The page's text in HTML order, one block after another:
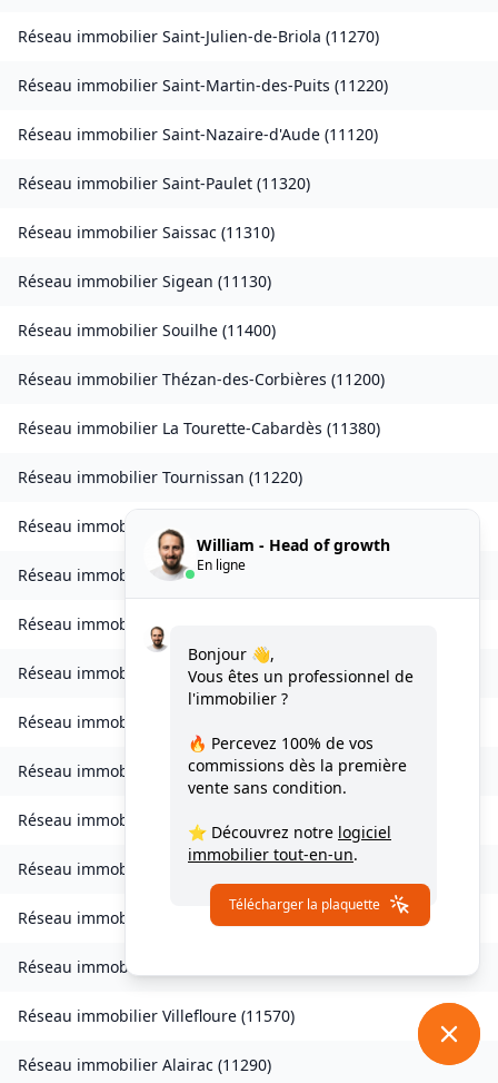
Réseau immobilier Saint-Julien-de-Briola (11270)
Réseau immobilier Saint-Martin-des-Puits (11220)
Réseau immobilier Saint-Nazaire-d'Aude (11120)
Réseau immobilier Saint-Paulet (11320)
Réseau immobilier Saissac (11310)
Réseau immobilier Sigean (11130)
Réseau immobilier Souilhe (11400)
Réseau immobilier Thézan-des-Corbières (11200)
Réseau immobilier La Tourette-Cabardès (11380)
Réseau immobilier Tournissan (11220)
Réseau immobilier Trausse
Réseau immobilierTuchan (11350
Réseau immobilierValmigère
Réseau immobilier Ventenac-en-Minervois(11120)
Réseau immobilier
Réseau immobilier Vignevieille(11330)
Réseau immobilier Villalier 11600
Réseau immobilier Villanière(11600)
Réseau immobilier Villardebelle 11580
Réseau immobilier
Réseau immobilier Villefloure (11570)
Réseau immobilier Alairac (11290)
William - Head of growth
En ligne
Bonjour 👋,
Vous êtes un professionnel de
l'immobilier ?
🔥 Percevez 100% de vos
commissions dès la première
vente sans condition.
⭐ Découvrez notre logiciel
immobilier tout-en-un.
Télécharger la plaquette